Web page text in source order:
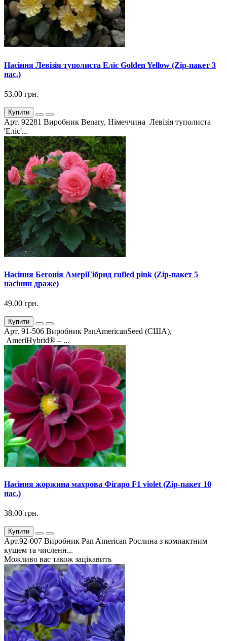
Насіння Левізія туполиста Еліс Golden Yellow (Zip-пакет 3
нас.)
53.00 грн.
Купити
Арт. 92281 Виробник Benary, Німеччина Левізія туполиста
'Еліс'...
Насіння Бегонія АмеріГібрид rufled pink (Zip-пакет 5
насінин драже)
49.00 грн.
Купити
Арт. 91-506 Виробник PanAmericanSeed (США),
AmeriHybrid® – ...
Насіння жоржина махрова Фігаро F1 violet (Zip-пакет 10
нас.)
38.00 грн.
Купити
Арт.92-007 Виробник Pan American Рослина з компактним
кущем та численн...
Можливо вас також зацікавить